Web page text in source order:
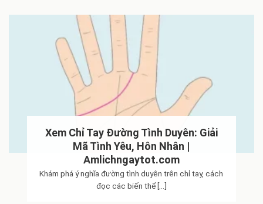
Xem Chỉ Tay Đường Tình Duyên: Giải
Mã Tình Yêu, Hôn Nhân |
Amlichngaytot.com
Khám phá ý nghĩa đường tình duyên trên chỉ tay, cách
đọc các biến thể [...]